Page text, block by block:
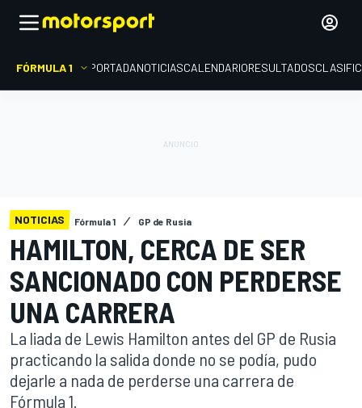
FÓRMULA 1 PORTADANOTICIASCALENDARIORESULTADOS
NOTICIAS Fórmula 1 GP de Rusia
HAMILTON, CERCA DE SER
SANCIONADO CON PERDERSE
UNA CARRERA
La liada de Lewis Hamilton antes del GP de Rusia
practicando la salida donde no se podía, pudo
dejarle a nada de perderse una carrera de
Fórmula 1.